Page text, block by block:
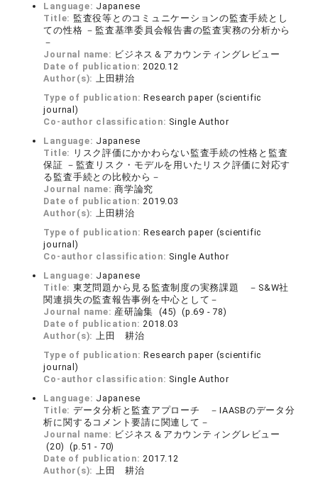
Language: Japanese
Title: 監査役等とのコミュニケーションの監査手続とし
ての性格 －監査基準委員会報告書の監査実務の分析から
－
Journal name: ビジネス＆アカウンティングレビュー
Date of publication:2020.12
Author(s): 上田耕治
Type of publication:Research paper (scientific
journal)
Co-author classification: Single Author
Language: Japanese
Title: リスク評価にかかわらない監査手続の性格と監査
保証 －監査リスク・モデルを用いたリスク評価に対応す
る監査手続との比較から－
Journal name:商学論究
Date of publication:2019.03
Author(s): 上田耕治
Type of publication:Research paper (scientific
journal)
Co-author classification: Single Author
Language: Japanese
Title: 東芝問題から見る監査制度の実務課題 －S&W社
関連損失の監査報告事例を中心として－
Journal name: 産研論集 (45) (p.69 - 78)
Date of publication:2018.03
Author(s): 上田 耕治
Type of publication:Research paper (scientific
journal)
Co-author classification: Single Author
Language: Japanese
Title: データ分析と監査アプローチ －IAASBのデータ分
析に関するコメント要請に関連して－
Journal name: ビジネス＆アカウンティングレビュー
(20) (p.51 - 70)
Date of publication:2017.12
Author(s): 上田 耕治